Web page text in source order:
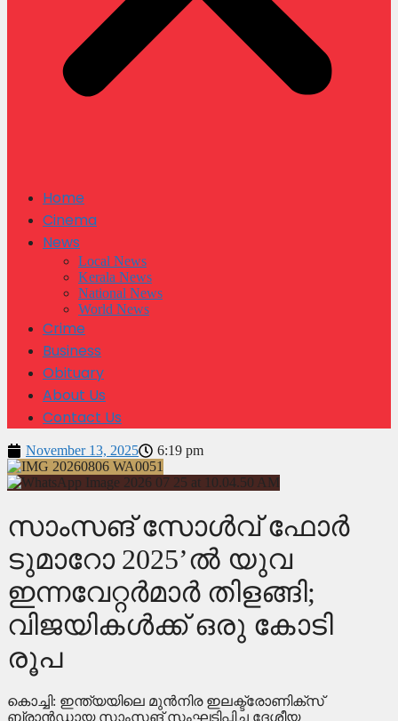
Home
Cinema
News
Local News
Kerala News
National News
World News
Crime
Business
Obituary
About Us
Contact Us
November 13, 2025 6:19 pm
സാംസങ് സോള്‍വ് ഫോര്‍
ടുമാറോ 2025’ല്‍ യുവ
ഇന്നവേറ്റര്‍മാര്‍ തിളങ്ങി;
വിജയികള്‍ക്ക് ഒരു കോടി
രൂപ
കൊച്ചി: ഇന്ത്യയിലെ മുന്‍നിര ഇലക്ട്രോണിക്‌സ്
ബ്രാന്‍ഡായ സാംസങ് സംഘടിപ്പിച്ച ദേശീയ